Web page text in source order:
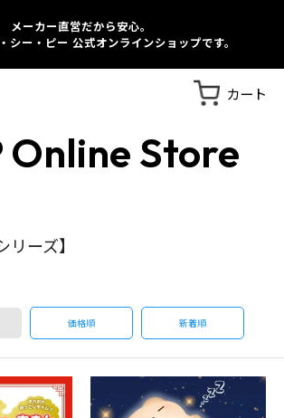
メーカー直営だから安心。
シー・ピー 公式オンラインショップです。
カート
Online Store
リーズ】
価格順 新着順